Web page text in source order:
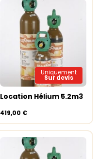
Uniquement
Sur devis
Lire la suite
Location Hélium 5.2m3
419,00 €